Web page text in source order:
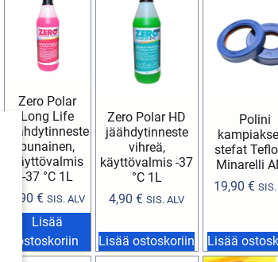
Zero Polar
Long Life
jäähdytinneste
punainen,
käyttövalmis
-37 °C 1L
4,90€ SIS. ALV
Lisää
ostoskoriin
Zero Polar HD
jäähdytinneste
vihreä,
käyttövalmis -37
°C 1L
4,90€ SIS. ALV
Lisää ostoskoriin
Polini
stefat
Minarelli
19,90€
Lisää